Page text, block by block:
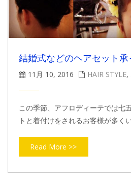
結婚式などのヘアセット
11月 10, 2016 HAIR STYLE,
この季節、アフロディーテでは七
トと着付けをされるお客様が多く
Read More >>